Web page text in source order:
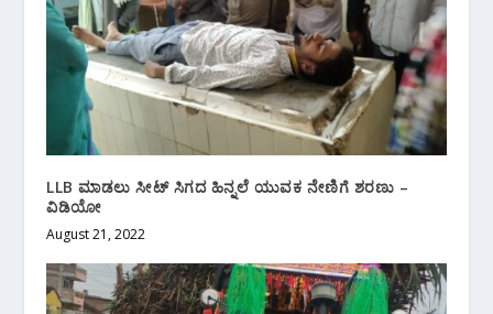
LLB ಮಾಡಲು ಸೀಟ್ ಸಿಗದ ಹಿನ್ನಲೆ ಯುವಕ ನೇಣಿಗೆ ಶರಣು –
ವಿಡಿಯೋ
August 21, 2022